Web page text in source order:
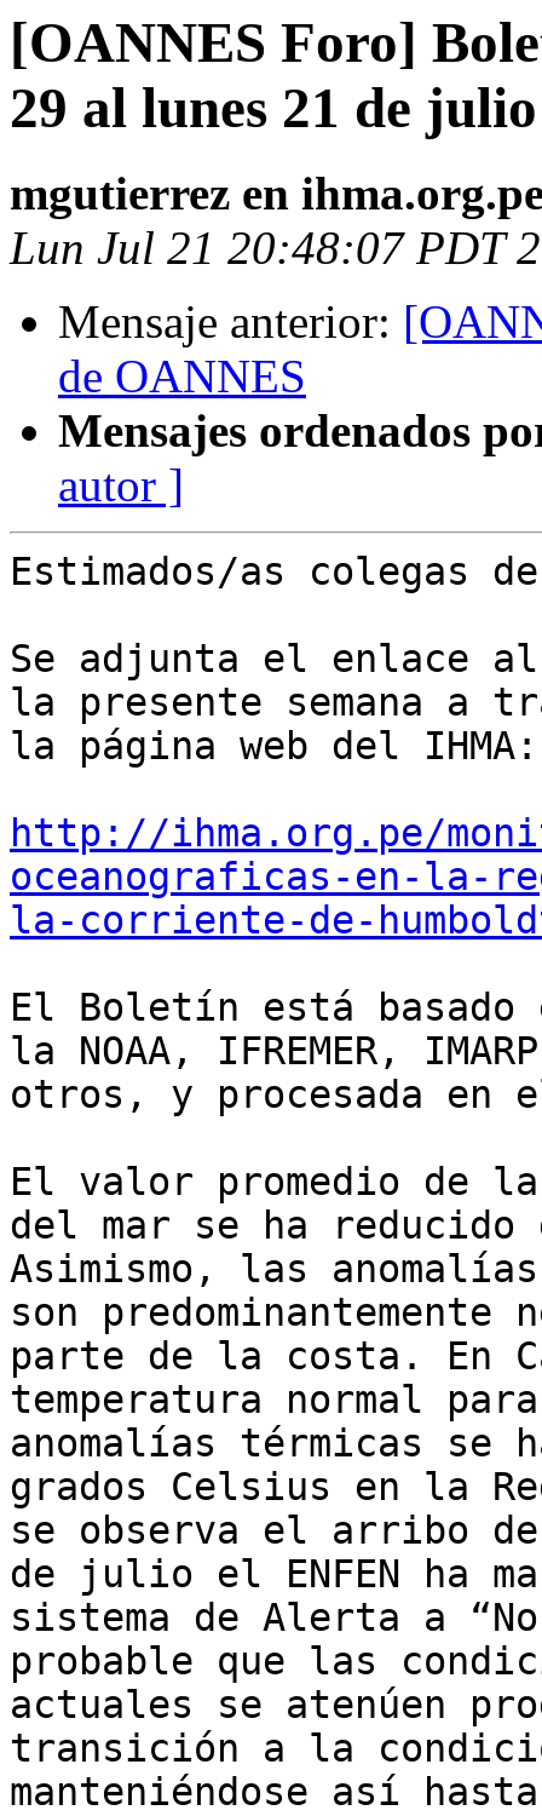
[OANNES Foro]
29 al lunes 21 de
mgutierrez en
Lun Jul 21 20:48:07 PDT
Mensaje anterior:
de OANNES
Mensajes ordenados
autor ]
Estimados/as colegas de
Se adjunta el enlace
la presente semana a
la página web del IHMA:
http://ihma.org.pe/
oceanograficas-en-la-
la-corriente-de-
El Boletín está basado
la NOAA, IFREMER,
otros, y procesada en
El valor promedio de
del mar se ha
Asimismo, las
son
parte de la costa. En
temperatura normal
anomalías térmicas se
grados Celsius en la
se observa el arribo
de julio el ENFEN ha
sistema de Alerta a
probable que las
actuales se atenúen
transición a la
manteniéndose así